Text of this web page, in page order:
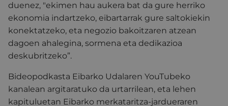
duenez, "ekimen hau aukera bat da gure herriko
ekonomia indartzeko, eibartarrak gure saltokiekin
konektatzeko, eta negozio bakoitzaren atzean
dagoen ahalegina, sormena eta dedikazioa
deskubritzeko”.
Bideopodkasta Eibarko Udalaren YouTubeko
kanalean argitaratuko da urtarrilean, eta lehen
kapituluetan Eibarko merkataritza-jardueraren